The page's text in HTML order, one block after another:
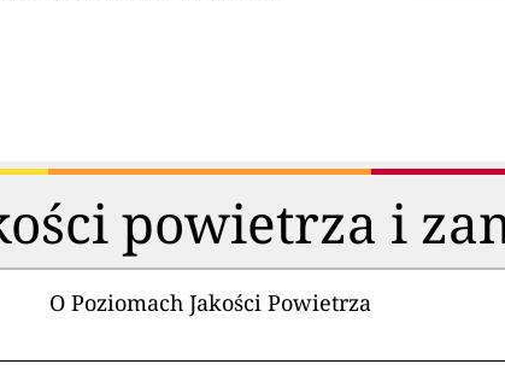
powietrza i
O Poziomach Jakości Powietrza